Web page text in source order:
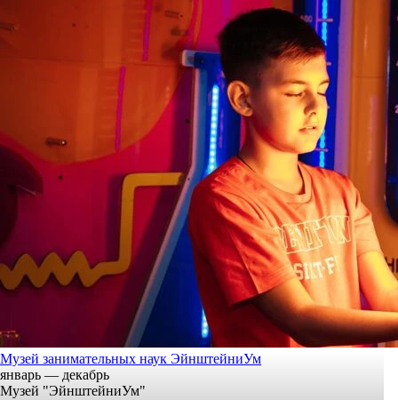
Музей занимательных наук ЭйнштейниУм
январь — декабрь
Музей "ЭйнштейниУм"